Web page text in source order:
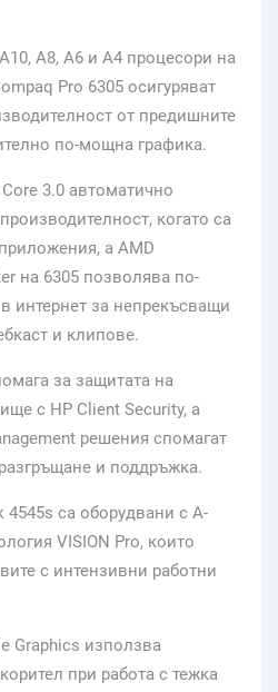
A8, A6 и A4 процесори на
Pro 6305 осигуряват
от предишните
по-мощна графика.
3.0 автоматично
когато са
а AMD
на 6305 позволява по-
интернет за непрекъсващи
и клипове.
за защитата на
с HP Client Security, а
решения спомагат
и поддръжка.
4545s са оборудвани с A-
VISION Pro, които
с интензивни работни
Graphics използва
при работа с тежка